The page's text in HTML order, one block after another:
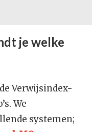
je welke
Verwijsindex-
We
systemen;